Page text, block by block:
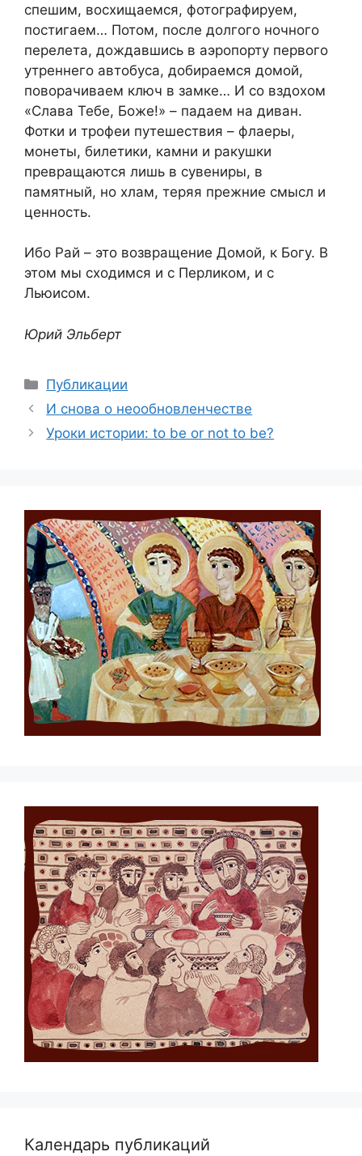
спешим, восхищаемся, фотографируем,
постигаем… Потом, после долгого ночного
перелета, дождавшись в аэропорту первого
утреннего автобуса, добираемся домой,
поворачиваем ключ в замке… И со вздохом
«Слава Тебе, Боже!» – падаем на диван.
Фотки и трофеи путешествия – флаеры,
монеты, билетики, камни и ракушки
превращаются лишь в сувениры, в
памятный, но хлам, теряя прежние смысл и
ценность.
Ибо Рай – это возвращение Домой, к Богу. В
этом мы сходимся и с Перликом, и с
Льюисом.
Юрий Эльберт
Рубрики
Публикации
И снова о неообновленчестве
Уроки истории: to be or not to be?
Календарь публикаций